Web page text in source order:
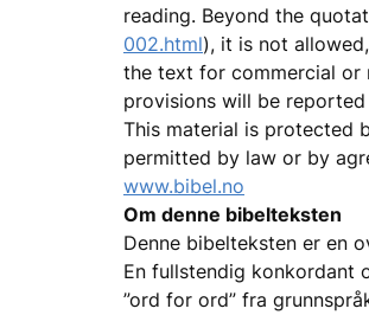
reading. Beyond the
002.html), it is not
the text for commercial or
provisions will be
This material is protected
permitted by law or by
www.bibel.no
Om denne bibelteksten
Denne bibelteksten er en
En fullstendig konkordant
”ord for ord” fra